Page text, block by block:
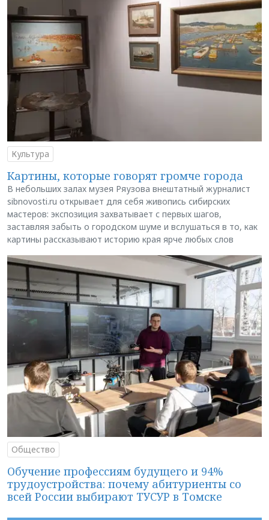
Культура
Картины, которые говорят громче города
В небольших залах музея Ряузова внештатный журналист
sibnovosti.ru открывает для себя живопись сибирских
мастеров: экспозиция захватывает с первых шагов,
заставляя забыть о городском шуме и вслушаться в то, как
картины рассказывают историю края ярче любых слов
Общество
Обучение профессиям будущего и 94%
трудоустройства: почему абитуриенты со
всей России выбирают ТУСУР в Томске